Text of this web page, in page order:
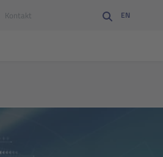
Kontakt EN